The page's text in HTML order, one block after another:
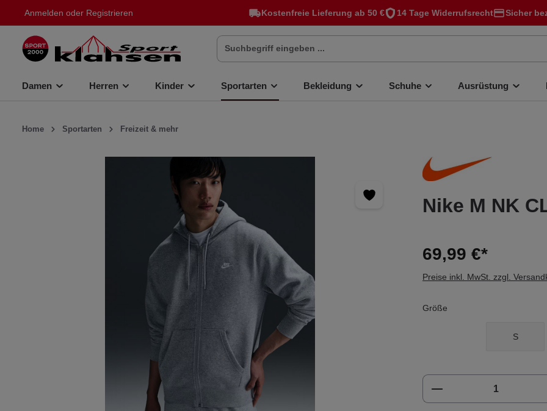
springen Kostenfreie Lieferung ab 50 € 14 Tage Widerrufsrecht Sicher
Anmelden oder Registrieren
Damen Herren Kinder Sportarten Bekleidung Schuhe Ausrüstung
Home Sportarten Freizeit & mehr
Nike M NK
69,99 €*
Preise inkl. MwSt. zzgl.
Größe
S
Produkt Anzahl: